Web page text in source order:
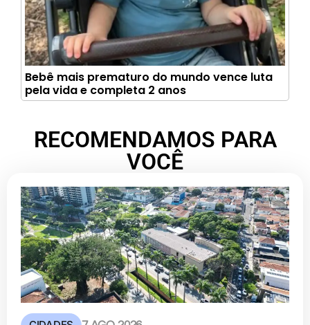
Bebê mais prematuro do mundo vence luta
pela vida e completa 2 anos
RECOMENDAMOS PARA
VOCÊ